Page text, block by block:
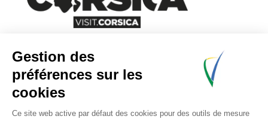
Newsletter
Inscrivez-vous àla lettre d’information
l’Agence du tourisme de la Corse.